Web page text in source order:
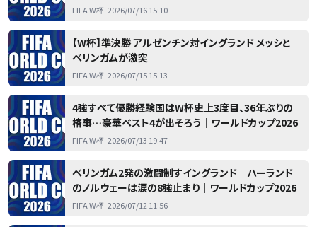
FIFA W杯 2026/07/16 15:10
【W杯】準決勝 アルゼンチン対イングランド メッシと
ベリンガムが激突
FIFA W杯 2026/07/15 15:13
4強すべて優勝経験国はW杯史上3度目、36年ぶりの
椿事…豪華ベスト4が出そろう｜ワールドカップ2026
FIFA W杯 2026/07/13 19:47
ベリンガム2発の激闘制すイングランド ハーランド
のノルウェーは涙の8強止まり｜ワールドカップ2026
FIFA W杯 2026/07/12 11:56